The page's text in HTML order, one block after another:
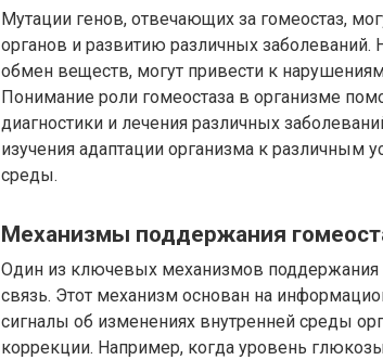
Мутации генов, отвечающих за гомеостаз,
органов и развитию различных
обмен веществ, могут привести к
Понимание роли гомеостаза в организме
диагностики и лечения различных
изучения адаптации организма к
среды.
Механизмы поддержания
Один из ключевых механизмов поддержания
связь. Этот механизм основан на
сигналы об изменениях внутренней среды
коррекции. Например, когда уровень